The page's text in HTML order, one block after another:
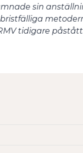
sin
tidigare